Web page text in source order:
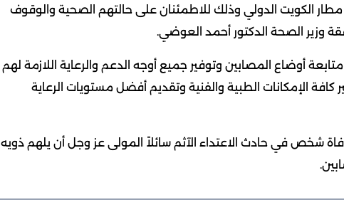
مطار الكويت الدولي وذلك للاطمئنان على حالتهم الصحية والوقوف
وزير الصحة الدكتور أحمد العوضي.
أوضاع المصابين وتوفير جميع أوجه الدعم والرعاية اللازمة لهم
الإمكانات الطبية والفنية وتقديم أفضل مستويات الرعاية
شخص في حادث الاعتداء الآثم سائلاً المولى عز وجل أن يلهم ذويه